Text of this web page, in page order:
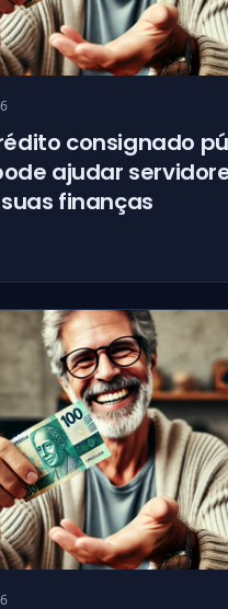
consignado
ajudar
finanças